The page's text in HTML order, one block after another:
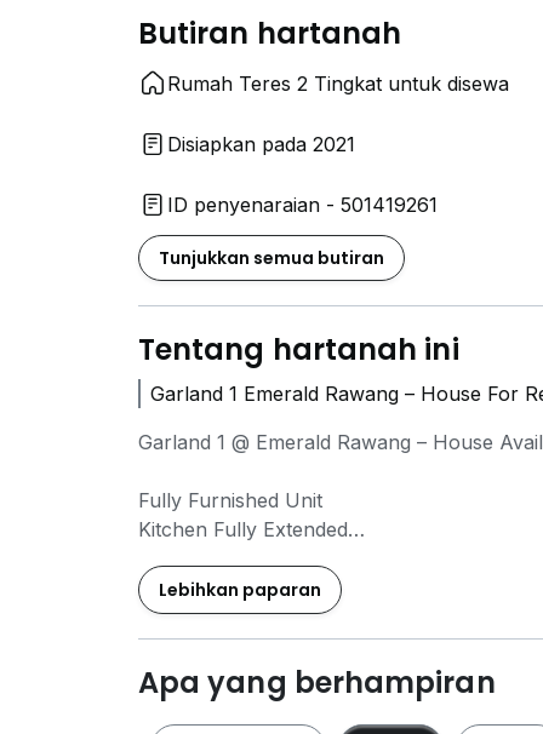
Butiran hartanah
Rumah Teres 2 Tingkat untuk disewa
Disiapkan pada 2021
ID penyenaraian - 501419261
Tunjukkan semua butiran
Tentang hartanah ini
Garland 1 Emerald Rawang – House For
Garland 1 @ Emerald Rawang – House
Fully Furnished Unit
Kitchen Fully Extended
Spacious & Bright Living Hall
Backyard Directly Facing Garden
Peaceful & Family-Friendly Environment
Property Details:
Lebihkan paparan
Apa yang berhampiran